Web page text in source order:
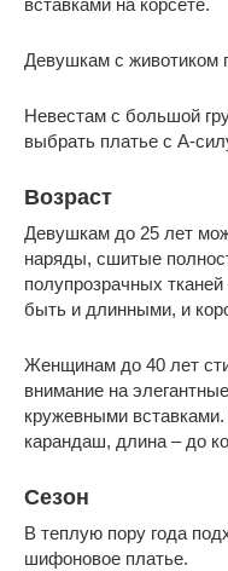
вставками на корсете.
Девушкам с животиком
Невестам с большой
выбрать платье с А-
Возраст
Девушкам до 25 лет
наряды, сшитые
полупрозрачных
быть и длинными, и
Женщинам до 40 лет
внимание на
кружевными
карандаш, длина – до
Сезон
В теплую пору года
шифоновое платье.